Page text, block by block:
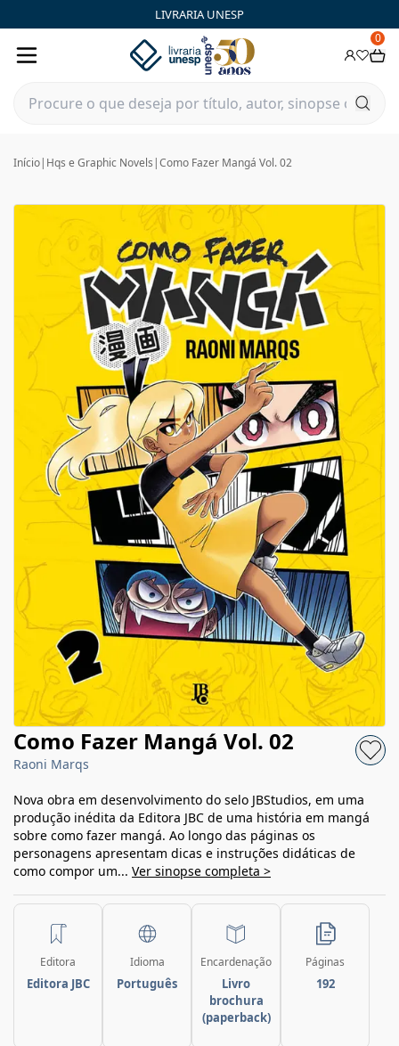
LIVRARIA UNESP
0
Início| Hqs e Graphic Novels |Como Fazer Mangá Vol. 02
Como Fazer Mangá Vol. 02
Raoni Marqs
Nova obra em desenvolvimento do selo JBStudios, em uma
produção inédita da Editora JBC de uma história em mangá
sobre como fazer mangá. Ao longo das páginas os
personagens apresentam dicas e instruções didáticas de
como compor um... Ver sinopse completa >
Editora
Editora JBC
Idioma
Português
Encardenação
Livro
brochura
(paperback)
Páginas
192